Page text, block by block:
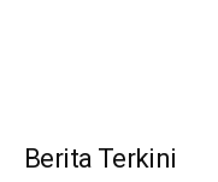
Berita Terkini